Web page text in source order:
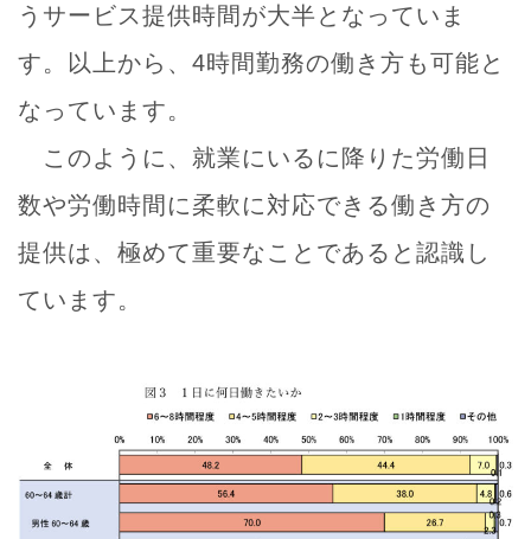
うサービス提供時間が大半となっていま
す。以上から、4時間勤務の働き方も可能と
なっています。
このように、就業にいるに降りた労働日
数や労働時間に柔軟に対応できる働き方の
提供は、極めて重要なことであると認識し
ています。